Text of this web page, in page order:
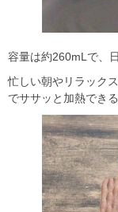
容量は約260mLで、
忙しい朝やリラック
でササッと加熱でき